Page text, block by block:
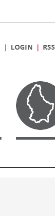
LOGIN RSS